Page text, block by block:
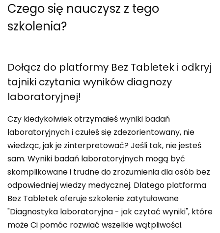
Czego się nauczysz z tego
szkolenia?
Dołącz do platformy Bez Tabletek i odkryj
tajniki czytania wyników diagnozy
laboratoryjnej!
Czy kiedykolwiek otrzymałeś wyniki badań
laboratoryjnych i czułeś się zdezorientowany, nie
wiedząc, jak je zinterpretować? Jeśli tak, nie jesteś
sam. Wyniki badań laboratoryjnych mogą być
skomplikowane i trudne do zrozumienia dla osób bez
odpowiedniej wiedzy medycznej. Dlatego platforma
Bez Tabletek oferuje szkolenie zatytułowane
"Diagnostyka laboratoryjna - jak czytać wyniki", które
może Ci pomóc rozwiać wszelkie wątpliwości.